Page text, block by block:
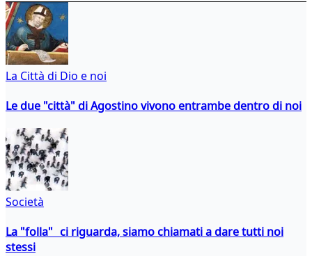
La Città di Dio e noi
Le due "città" di Agostino vivono entrambe dentro di noi
Società
La "folla" ci riguarda, siamo chiamati a dare tutti noi
stessi